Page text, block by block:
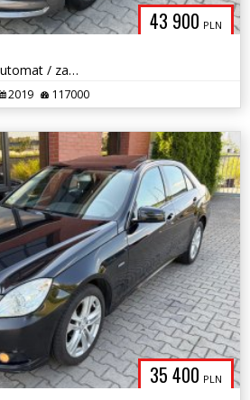
43 900 PLN
1.0 benzyna / 95 KM / automat / zarej w PL / zadbany / zamiana
2019 117000
35 400 PLN